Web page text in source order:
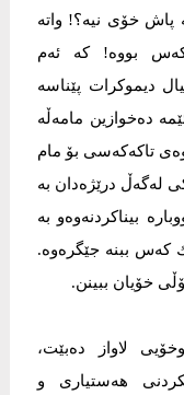
خۆی نیە؟! واتە
بووە! کە ئەم
دیموکرات پێناسە
دەخوازین مامەڵە
تاکەکەسی بۆ مام
لەگەڵ درێژەدان بە
بیناکردنەوەو بە
کەس ببنە جێگرەوە.
خۆیان ببینن.
لاواز دەبێت،
ھەستیاری و